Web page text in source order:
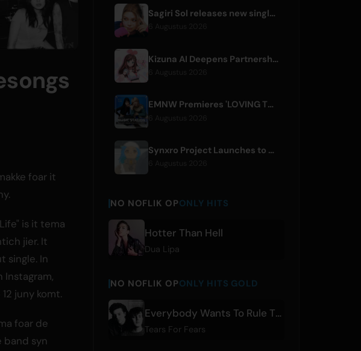
foar it
is it tema
jier. It
single. In
Instagram,
juny komt.
foar de
band syn
Sagiri Sol releases new single 'next to your love' after hiatus
6 Augustus 2026
Kizuna AI Deepens Partnership with Asobisystem Ahead of 10th Anniversary World Tour
EMNW Premieres 'LOVING TO GET US BY' Music Video on August 7
6 Augustus 2026
Synxro Project Launches to Create New IP from Fictional Anime Openings
NO NOFLIK OPONLY HITS
Hotter Than Hell
Dua Lipa
NO NOFLIK OPONLY HITS GOLD
Everybody Wants To Rule The World
Tears For Fears